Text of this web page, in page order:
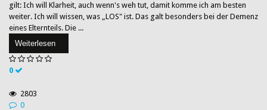
gilt: Ich will Klarheit, auch wenn's weh tut, damit komme ich am besten
weiter. Ich will wissen, was „LOS" ist. Das galt besonders bei der Demenz
eines Elternteils. Die ...
Weiterlesen
0
2803
0